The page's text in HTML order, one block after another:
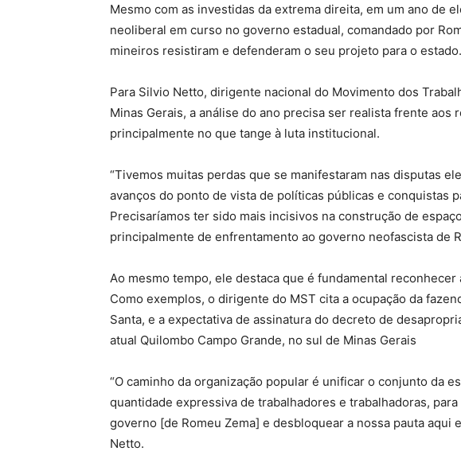
Mesmo com as investidas da extrema direita, em um ano de
neoliberal em curso no governo estadual, comandado por
mineiros resistiram e defenderam o seu projeto para o estado.
Para Silvio Netto, dirigente nacional do Movimento dos
Minas Gerais, a análise do ano precisa ser realista frente aos
principalmente no que tange à luta institucional.
“Tivemos muitas perdas que se manifestaram nas disputas
avanços do ponto de vista de políticas públicas e conquistas
Precisaríamos ter sido mais incisivos na construção de
principalmente de enfrentamento ao governo neofascista de
Ao mesmo tempo, ele destaca que é fundamental
Como exemplos, o dirigente do MST cita a ocupação da
Santa, e a expectativa de assinatura do decreto de
atual Quilombo Campo Grande, no sul de Minas Gerais
“O caminho da organização popular é unificar o conjunto da
quantidade expressiva de trabalhadores e trabalhadoras,
governo [de Romeu Zema] e desbloquear a nossa pauta aqui
Netto.